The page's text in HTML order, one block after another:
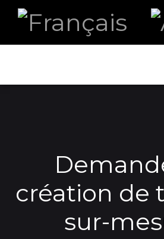
création de
sur-